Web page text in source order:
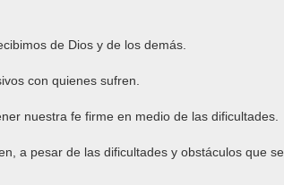
de Dios y de los demás.
con quienes sufren.
nuestra fe firme en medio de las dificultades.
a pesar de las dificultades y obstáculos que se